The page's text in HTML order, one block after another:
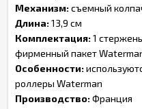
Механизм:съемный
Длина:13,9 см
Комплектация:1
фирменный пакет
Особенности:
роллеры Waterman
Производство:Франция